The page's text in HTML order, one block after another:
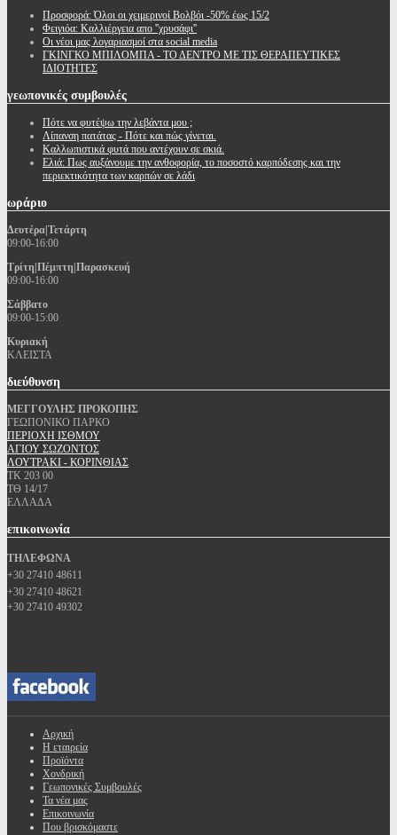
Προσφορά: Όλοι οι χειμερινοί Βολβόι -50% έως 15/2
Φειγιόα: Καλλιέργεια απο ''χρυσάφι''
Oι νέοι μας λογαριασμοί στα social media
ΓΚΙΝΓΚΟ ΜΠΙΛΟΜΠΑ - ΤΟ ΔΕΝΤΡΟ ΜΕ ΤΙΣ ΘΕΡΑΠΕΥΤΙΚΕΣ
ΙΔΙΟΤΗΤΕΣ
γεωπονικές συμβουλές
Πότε να φυτέψω την λεβάντα μου ;
Λίπανση πατάτας - Πότε και πώς γίνεται.
Καλλωπιστικά φυτά που αντέχουν σε σκιά.
Ελιά: Πως αυξάνουμε την ανθοφορία, το ποσοστό καρπόδεσης και την
περιεκτικότητα των καρπών σε λάδι
ωράριο
Δευτέρα|Τετάρτη
09:00-16:00
Τρίτη|Πέμπτη|Παρασκευή
09:00-16:00
Σάββατο
09:00-15:00
Κυριακή
ΚΛΕΙΣΤΑ
διεύθυνση
ΜΕΓΓΟΥΛΗΣ ΠΡΟΚΟΠΗΣ
ΓΕΩΠΟΝΙΚΟ ΠΑΡΚΟ
ΠΕΡΙΟΧΗ ΙΣΘΜΟΥ
ΑΓΙΟΥ ΣΩΖΟΝΤΟΣ
ΛΟΥΤΡΑΚΙ - ΚΟΡΙΝΘΙΑΣ
ΤΚ 203 00
ΤΘ 14/17
ΕΛΛΑΔΑ
επικοινωνία
ΤΗΛΕΦΩΝΑ
+30 27410 48611
+30 27410 48621
+30 27410 49302
Αρχική
Η εταιρεία
Προϊόντα
Χονδρική
Γεωπονικές Συμβουλές
Τα νέα μας
Επικοινωνία
Που βρισκόμαστε